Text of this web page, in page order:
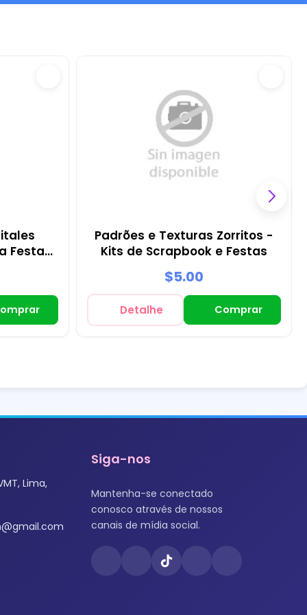
Festas
Padrões e Texturas Zorritos -
Kits de Scrapbook e Festas
$5.00
Detalhe Comprar
Lima,
Siga-nos
Mantenha-se conectado
conosco através de nossos
canais de mídia social.